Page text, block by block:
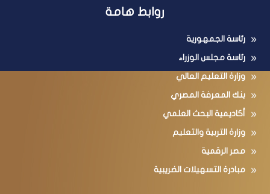
روابط هامة
رئاسة الجمهورية
رئاسة مجلس الوزراء
وزارة التعليم العالي
بنك المعرفة المصري
أكاديمية البحث العلمي
وزارة التربية والتعليم
مصر الرقمية
مبادرة التسهيلات الضريبية